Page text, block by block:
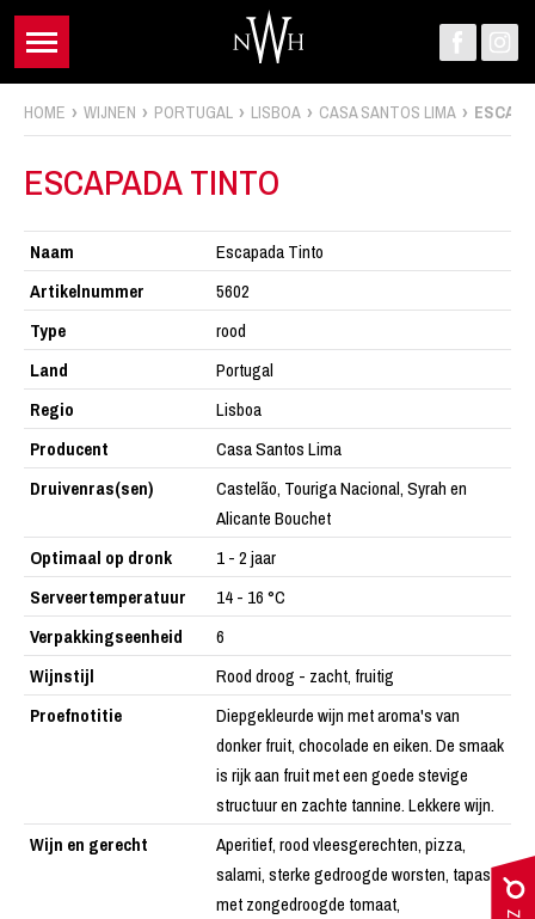
HOME WIJNEN PORTUGAL LISBOA CASA SANTOS LIMA
ESCAPADA TINTO
Naam
Escapada Tinto
Artikelnummer
5602
Type
rood
Land
Portugal
Regio
Lisboa
Producent
Casa Santos Lima
Druivenras(sen)
Castelão, Touriga Nacional, Syrah en
Alicante Bouchet
Optimaal op dronk
1 - 2 jaar
Serveertemperatuur
14 - 16 °C
Verpakkingseenheid
6
Wijnstijl
Rood droog - zacht, fruitig
Proefnotitie
Diepgekleurde wijn met aroma's van
donker fruit, chocolade en eiken. De smaak
is rijk aan fruit met een goede stevige
structuur en zachte tannine. Lekkere wijn.
Wijn en gerecht
Aperitief, rood vleesgerechten, pizza,
salami, sterke gedroogde worsten, tapas
met zongedroogde tomaat,